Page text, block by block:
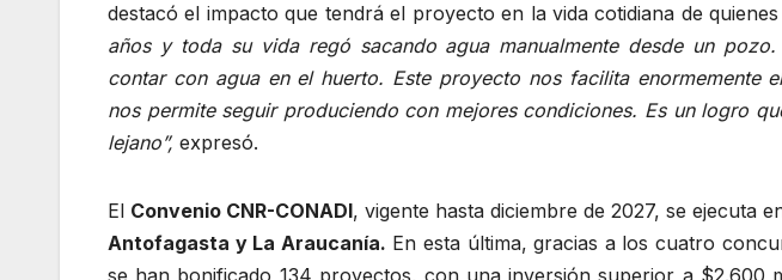
destacó el impacto que tendrá el proyecto en la vida cotidiana de
años y toda su vida regó sacando agua manualmente desde un
contar con agua en el huerto. Este proyecto nos facilita enormemente
nos permite seguir produciendo con mejores condiciones. Es un logro
lejano”, expresó.
El Convenio CNR-CONADI, vigente hasta diciembre de 2027, se ejecuta
Antofagasta y La Araucanía. En esta última, gracias a los cuatro